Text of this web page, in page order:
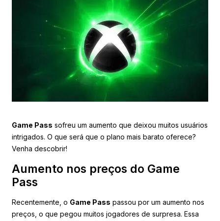
Game Pass sofreu um aumento que deixou muitos usuários
intrigados. O que será que o plano mais barato oferece?
Venha descobrir!
Aumento nos preços do Game
Pass
Recentemente, o Game Pass passou por um aumento nos
preços, o que pegou muitos jogadores de surpresa. Essa